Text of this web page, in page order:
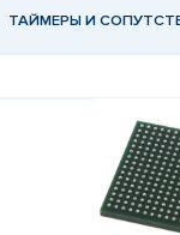
ТАЙМЕРЫ И